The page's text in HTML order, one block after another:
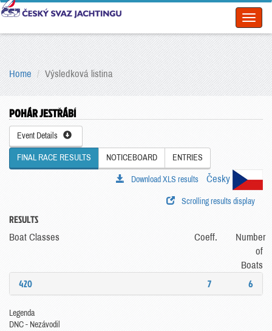
Home Výsledková listina
POHÁR JESTŘÁBÍ
Event Details
FINAL RACE RESULTS NOTICEBOARD ENTRIES
Česky
Download XLS results
Scrolling results display
RESULTS
Boat Classes Coeff.
Number
of
Boats
420 7 6
Legenda
DNC - Nezávodil